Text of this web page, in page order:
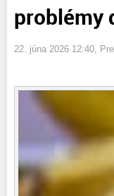
problémy
22. júna 2026 12:40 ,